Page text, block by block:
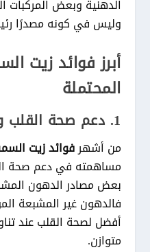
الدهنية وبعض المركبات
وليس في كونه مصدرًا
أبرز فوائد زيت
المحتملة
1. دعم صحة القلب والأوعية الدموية
من أشهرفوائد زيت
مساهمته في دعم صحة
بعض مصادر الدهون
فالدهون غير المشبعة
أفضل لصحة القلب عند
متوازن.